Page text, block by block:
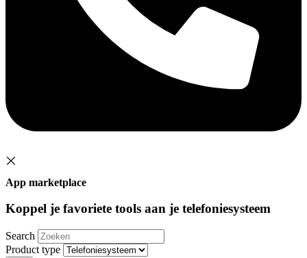
App marketplace
Koppel je favoriete tools aan je telefoniesysteem
Search
Product type